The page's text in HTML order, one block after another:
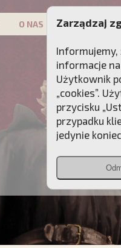
O NAS PATRON
Zarządzaj
Informujemy,
informacje
Użytkownik
„cookies”.
przycisku
przypadku
jedynie